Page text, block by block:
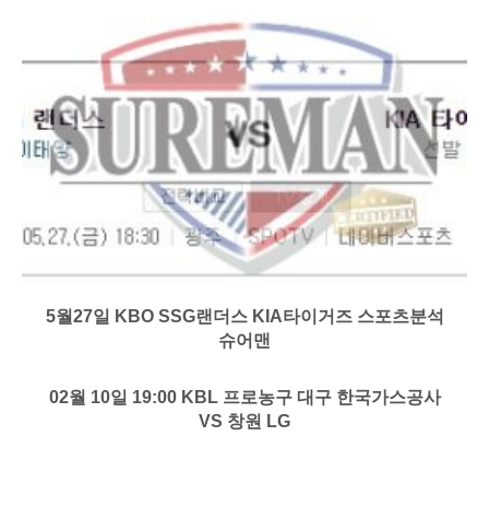
5월27일 KBO SSG랜더스 KIA타이거즈 스포츠분석
슈어맨
02월 10일 19:00 KBL 프로농구 대구 한국가스공사
VS 창원 LG